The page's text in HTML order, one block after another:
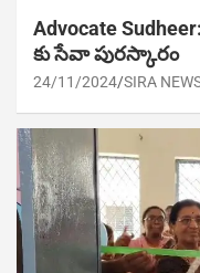
Advocate
కు సేవా పురస్కారం
24/11/2024 SIRA